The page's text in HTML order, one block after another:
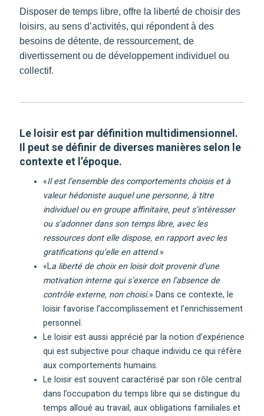
Disposer de temps libre, offre la liberté de choisir des
loisirs, au sens d’activités, qui répondent à des
besoins de détente, de ressourcement, de
divertissement ou de développement individuel ou
collectif.
Le loisir est par définition multidimensionnel.
Il peut se définir de diverses manières selon le
contexte et l’époque.
«Il est l’ensemble des comportements choisis et à
valeur hédoniste auquel une personne, à titre
individuel ou en groupe affinitaire, peut s’intéresser
ou s’adonner dans son temps libre, avec les
ressources dont elle dispose, en rapport avec les
gratifications qu’elle en attend.»
«La liberté de choix en loisir doit provenir d’une
motivation interne qui s’exerce en l’absence de
contrôle externe, non choisi.» Dans ce contexte, le
loisir favorise l’accomplissement et l’enrichissement
personnel.
Le loisir est aussi apprécié par la notion d’expérience
qui est subjective pour chaque individu ce qui réfère
aux comportements humains.
Le loisir est souvent caractérisé par son rôle central
dans l’occupation du temps libre qui se distingue du
temps alloué au travail, aux obligations familiales et